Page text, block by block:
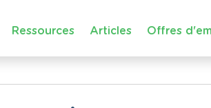
Ressources Articles Offres